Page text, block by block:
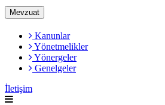
Mevzuat
Kanunlar
Yönetmelikler
Yönergeler
Genelgeler
İletişim